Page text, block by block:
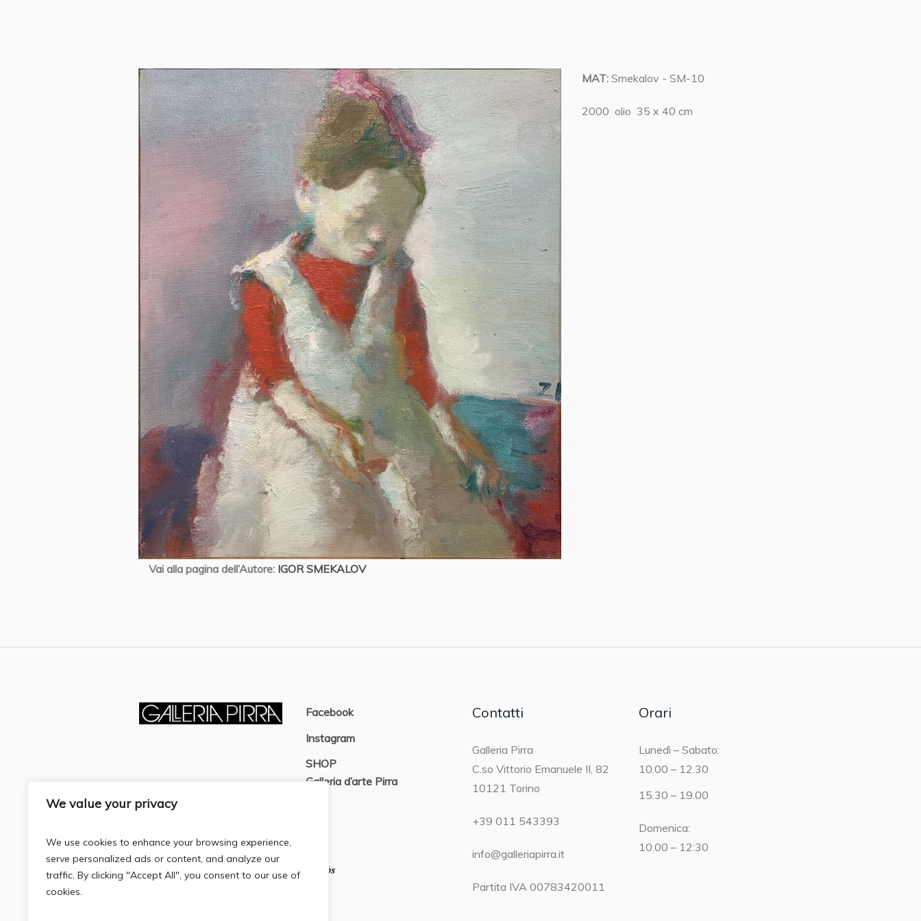
We value your privacy
We use cookies to enhance your browsing experience,
serve personalized ads or content, and analyze our
traffic. By clicking "Accept All", you consent to our use of
cookies.
MAT: Smekalov - SM-10
2000 olio 35 x 40 cm
Vai alla pagina dell’Autore: IGOR SMEKALOV
Facebook
Instagram
SHOP
Galleria d’arte Pirra
Contatti
Galleria Pirra
C.so Vittorio Emanuele II, 82
10121 Torino
+39 011 543393
info@galleriapirra.it
Partita IVA 00783420011
Orari
Lunedì – Sabato:
10.00 – 12.30
15.30 – 19.00
Domenica:
10.00 – 12:30